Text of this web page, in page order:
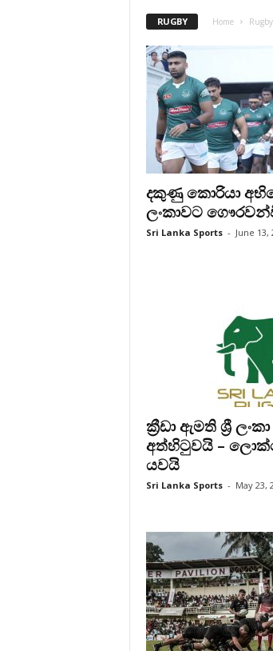
RUGBY Home Rugby
දකුණු කොරියා
ලංකාවට
Sri Lanka Sports - June 13,
ක්‍රීඩා ඇමති ශ්‍රී
අත්හිටුවයි –
යවයි
Sri Lanka Sports - May 23,